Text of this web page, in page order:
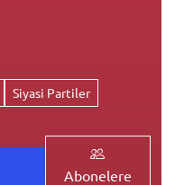
Siyasi Partiler
Abonelere